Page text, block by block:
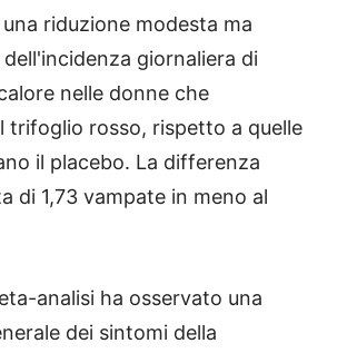
riduzione modesta ma
giornaliera di
nelle donne che
trifoglio rosso, rispetto a quelle
il placebo. La differenza
di 1,73 vampate in meno al
analisi ha osservato una
dei sintomi della